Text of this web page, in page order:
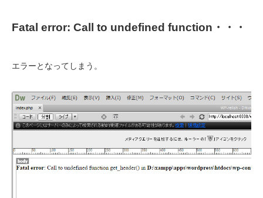
Fatal error: Call to undefined function・・・
エラーとなってしまう。